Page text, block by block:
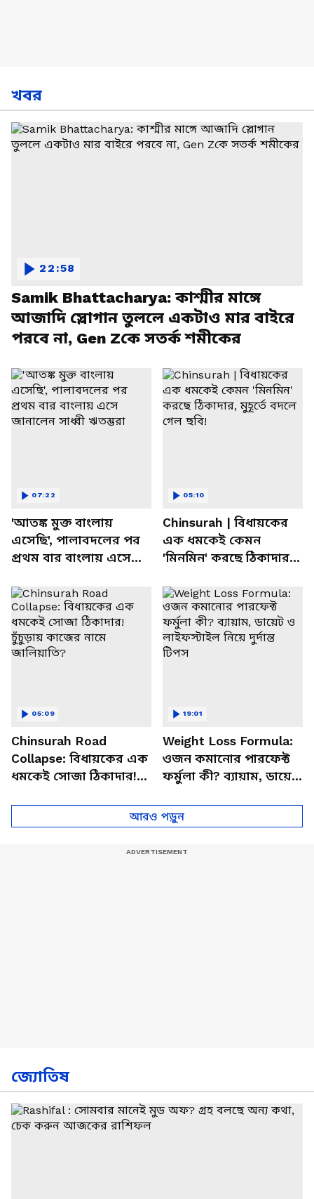
খবর
Samik Bhattacharya: কাশ্মীর মাঙ্গে
আজাদি স্লোগান তুললে একটাও মার বাইরে
পরবে না, Gen Zকে সতর্ক শমীকের
22:58
'আতঙ্ক মুক্ত বাংলায়
এসেছি', পালাবদলের পর
প্রথম বার বাংলায় এসে
07:22
Chinsurah | বিধায়কের
এক ধমকেই কেমন
'মিনমিন' করছে ঠিকাদার,
05:10
Chinsurah Road
Collapse: বিধায়কের এক
ধমকেই সোজা ঠিকাদার!
05:09
Weight Loss Formula:
ওজন কমানোর পারফেক্ট
ফর্মুলা কী? ব্যায়াম, ডায়েট
টিপস
19:01
আরও পড়ুন
জ্যোতিষ